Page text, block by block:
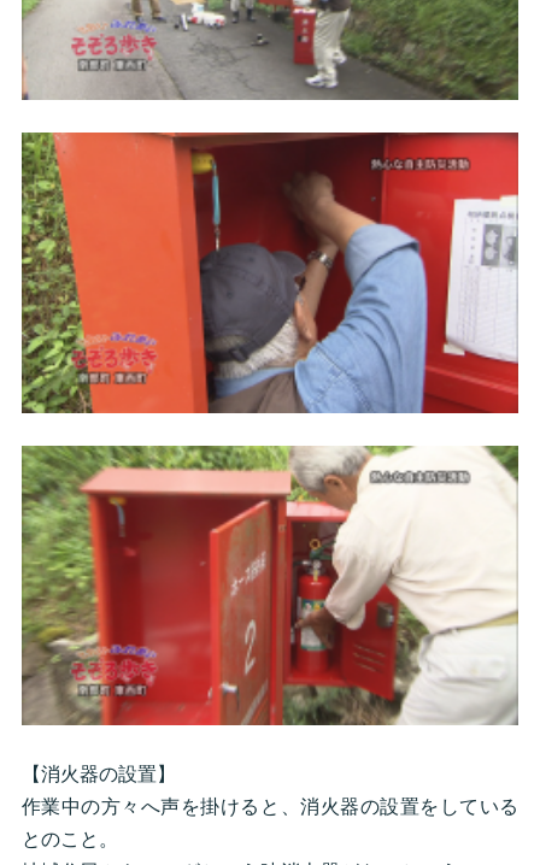
【消火器の設置】
作業中の方々へ声を掛けると、消火器の設置をしている
とのこと。